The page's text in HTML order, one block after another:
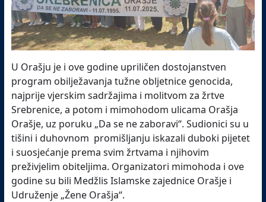
U Orašju je i ove godine upriličen dostojanstven
program obilježavanja tužne obljetnice genocida,
najprije vjerskim sadržajima i molitvom za žrtve
Srebrenice, a potom i mimohodom ulicama Orašja
Orašje, uz poruku „Da se ne zaboravi“. Sudionici su u
tišini i duhovnom promišljanju iskazali duboki pijetet
i suosjećanje prema svim žrtvama i njihovim
preživjelim obiteljima. Organizatori mimohoda i ove
godine su bili Medžlis Islamske zajednice Orašje i
Udruženje „Žene Orašja“.